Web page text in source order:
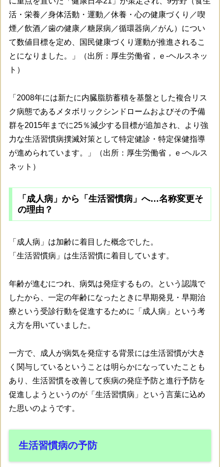
活・栄養／身体活動・運動／休養・心の健康づくり／喫
煙／飲酒／歯の健康／糖尿病／循環器病／がん）につい
て数値目標を定め、国民健康づくり運動が推進されるこ
とになりました。」（出所：厚生労働省，ｅ-ヘルスネッ
ト）
「2008年には新たに内臓脂肪蓄積を基盤とした複合リス
ク病態であるメタボリックシンドロームおよびその予備
群を2015年までに25％減少する目標が追加され、より強
力な生活習慣病撲滅対策として特定健診・特定保健指導
が進められています。」（出所：厚生労働省，ｅ-ヘルス
ネット）
「成人病」から「生活習慣病」へ…名称変更そ
の理由？
「成人病」は加齢に着目した概念でした。
「生活習慣病」は生活習慣に着目しています。
年齢が進むにつれ、病気は発症するもの。という認識で
したから、一定の年齢になったときに早期発見・早期治
療という受診行動を促進するために「成人病」という考
え方を用いていました。
一方で、成人が病気を発症する背景には生活習慣が大き
く関与しているということは明らかになっていたことも
あり、生活習慣を改善して疾病の発症予防と進行予防を
促進しようというのが「生活習慣病」という言葉に込め
た思いのようです。
生活習慣病の予防